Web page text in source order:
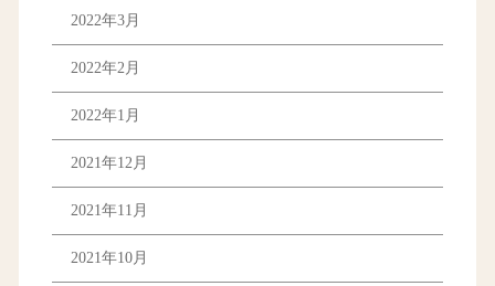
2022年3月
2022年2月
2022年1月
2021年12月
2021年11月
2021年10月